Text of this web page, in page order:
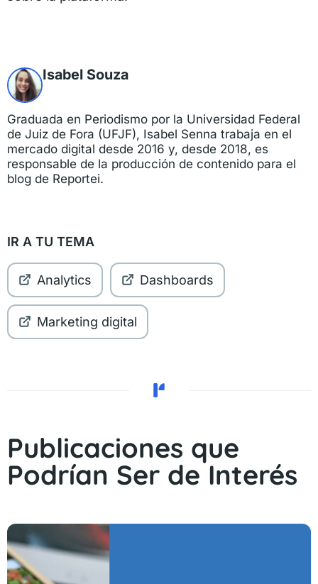
Isabel Souza
Graduada en Periodismo por la Universidad Federal
de Juiz de Fora (UFJF), Isabel Senna trabaja en el
mercado digital desde 2016 y, desde 2018, es
responsable de la producción de contenido para el
blog de Reportei.
IR A TU TEMA
Analytics Dashboards
Marketing digital
Publicaciones que
Podrían Ser de Interés